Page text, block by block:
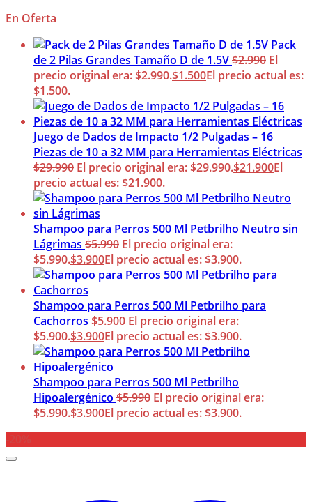
En Oferta
Pack
de 2 Pilas Grandes Tamaño D de 1.5V$2.990 El
precio original era: $2.990.$1.500El precio actual es:
$1.500.
Juego de Dados de Impacto 1/2 Pulgadas – 16
Piezas de 10 a 32 MM para Herramientas Eléctricas
$29.990 El precio original era: $29.990.$21.900El
precio actual es: $21.900.
Shampoo para Perros 500 Ml Petbrilho Neutro sin
Lágrimas $5.990 El precio original era:
$5.990.$3.900El precio actual es: $3.900.
Shampoo para Perros 500 Ml Petbrilho para
Cachorros $5.900 El precio original era:
$5.900.$3.900El precio actual es: $3.900.
Shampoo para Perros 500 Ml Petbrilho
Hipoalergénico $5.990 El precio original era:
$5.990.$3.900El precio actual es: $3.900.